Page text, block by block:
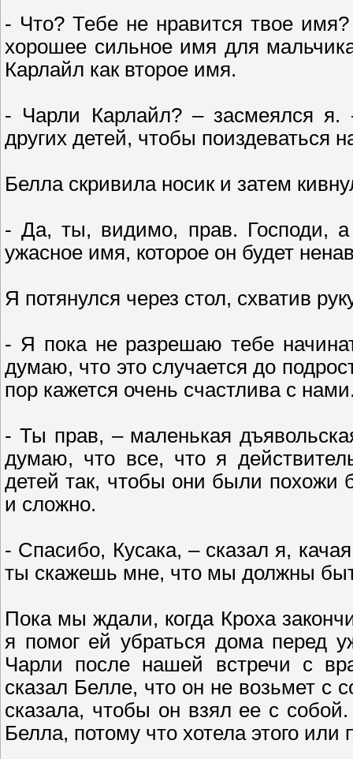
- Что? Тебе не нравится твое
хорошее сильное имя для
Карлайл как второе имя.
- Чарли Карлайл? – засмеялся я.
других детей, чтобы поиздеваться
Белла скривила носик и затем
- Да, ты, видимо, прав. Господи,
ужасное имя, которое он будет
Я потянулся через стол, схватив
- Я пока не разрешаю тебе
думаю, что это случается до
пор кажется очень счастлива с
- Ты прав, – маленькая
думаю, что все, что я
детей так, чтобы они были похожи
и сложно.
- Спасибо, Кусака, – сказал я,
ты скажешь мне, что мы должны
Пока мы ждали, когда Кроха
я помог ей убраться дома перед
Чарли после нашей встречи с
сказал Белле, что он не возьмет
сказала, чтобы он взял ее с
Белла, потому что хотела этого